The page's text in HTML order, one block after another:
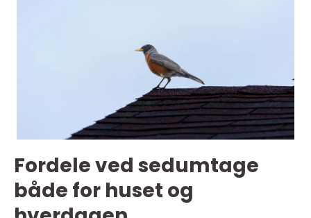
Fordele ved sedumtage
både for huset og